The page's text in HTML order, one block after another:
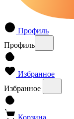
Профиль
Профиль
Избранное
Избранное